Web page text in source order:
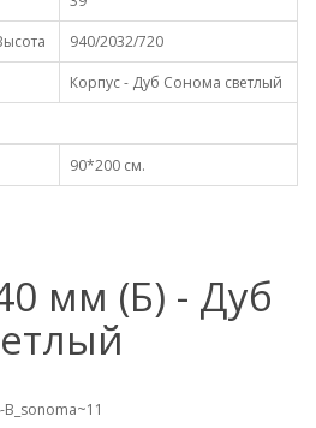
940/2032/720
Корпус - Дуб Сонома светлый
90*200 см.
мм (Б) - Дуб
B_sonoma~11